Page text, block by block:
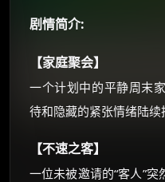
剧情简介:
【家庭聚会】
一个计划中的平静周末
待和隐藏的紧张情绪陆续
【不速之客】
一位未被邀请的“客人”